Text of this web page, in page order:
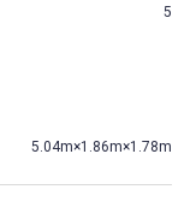
5
5.04m×1.86m×1.78m